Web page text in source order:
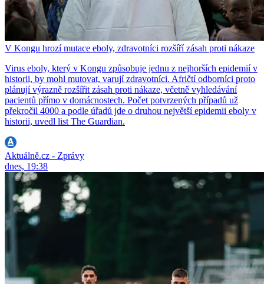
V Kongu hrozí mutace eboly, zdravotníci rozšíří zásah proti nákaze
Virus eboly, který v Kongu způsobuje jednu z nejhorších epidemií v
historii, by mohl mutovat, varují zdravotníci. Afričtí odborníci proto
plánují výrazně rozšířit zásah proti nákaze, včetně vyhledávání
pacientů přímo v domácnostech. Počet potvrzených případů už
překročil 4000 a podle úřadů jde o druhou největší epidemii eboly v
historii, uvedl list The Guardian.
Aktuálně.cz - Zprávy
dnes, 19:38